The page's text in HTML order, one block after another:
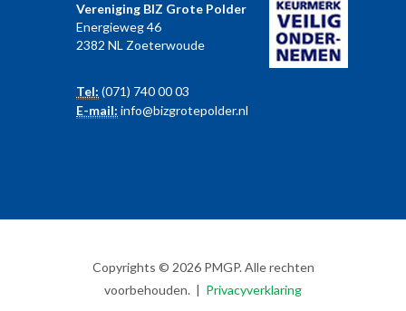
Vereniging BIZ Grote Polder
Energieweg 46
2382 NL Zoeterwoude
Tel: (071) 740 00 03
E-mail: info@bizgrotepolder.nl
Copyrights © 2026 PMGP. Alle rechten
voorbehouden. | Privacyverklaring